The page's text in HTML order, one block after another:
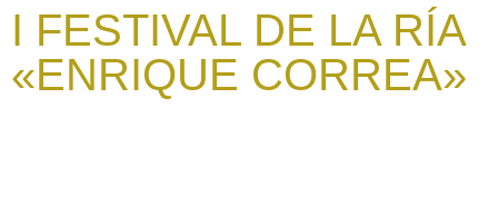
I FESTIVAL DE LA RÍA
«ENRIQUE CORREA»